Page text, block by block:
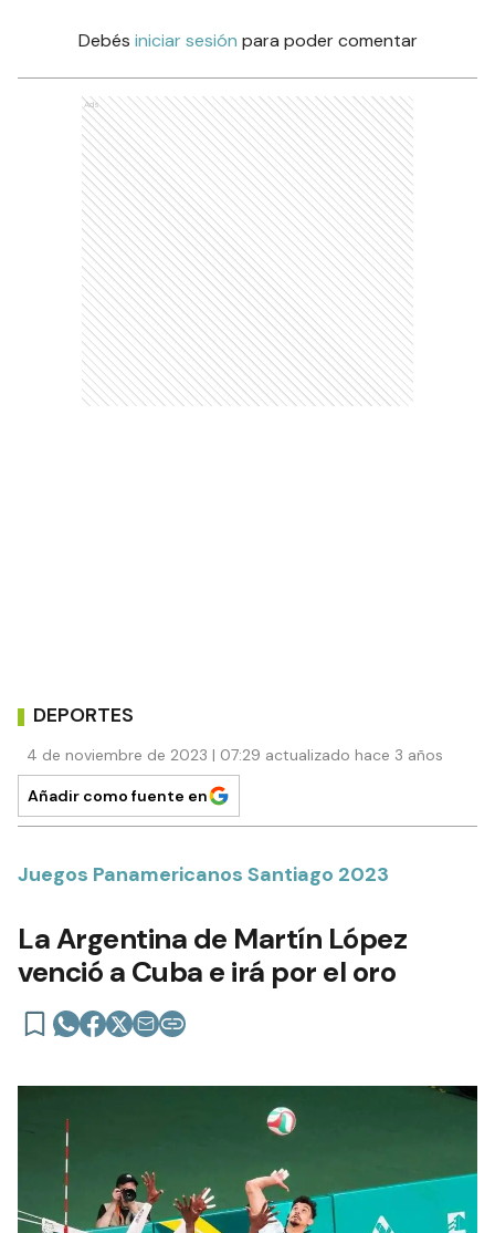
Debés iniciar sesión para poder comentar
Ads
DEPORTES
4 de noviembre de 2023 | 07:29 actualizado hace 3 años
Añadir como fuente en
Juegos Panamericanos Santiago 2023
La Argentina de Martín López
venció a Cuba e irá por el oro